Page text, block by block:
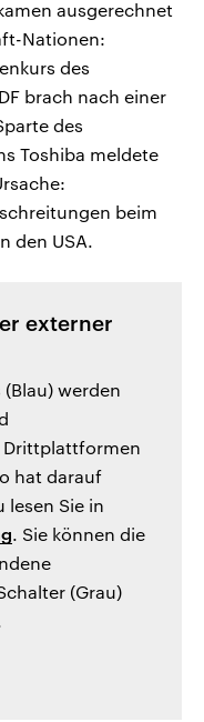
ausgerechnet
Nationen:
des
brach nach einer
des
Toshiba meldete
beim
den USA.
externer
werden
Drittplattformen
hat darauf
lesen Sie in
. Sie können die
(Grau)